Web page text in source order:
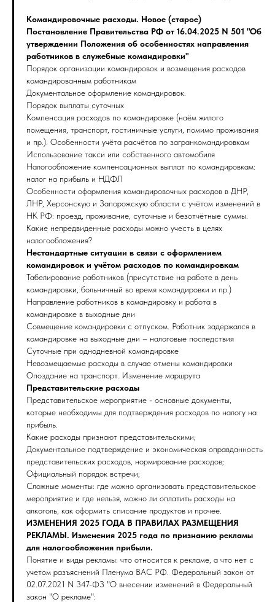
Командировочные расходы. Новое (старое)
Постановление Правительства РФ от 16.04.2025 N 501 "Об
утверждении Положения об особенностях направления
работников в служебные командировки"
Порядок организации командировок и возмещения расходов
командированным работникам
Документальное оформление командировок.
Порядок выплаты суточных
Компенсация расходов по командировке (наём жилого
помещения, транспорт, гостиничные услуги, помимо проживания
и пр.). Особенности учёта расчётов по загранкомандировкам
Использование такси или собственного автомобиля
Налогообложение компенсационных выплат по командировкам:
налог на прибыль и НДФЛ
Особенности оформления командировочных расходов в ДНР,
ЛНР, Херсонскую и Запорожскую области с учётом изменений в
НК РФ: проезд, проживание, суточные и безотчётные суммы.
Какие непредвиденные расходы можно учесть в целях
налогообложения?
Нестандартные ситуации в связи с оформлением
командировок и учётом расходов по командировкам
Табелирование работников (присутствие на работе в день
командировки, больничный во время командировки и пр.)
Направление работников в командировку и работа в
командировке в выходные дни
Совмещение командировки с отпуском. Работник задержался в
командировке на выходные дни – налоговые последствия
Суточные при однодневной командировке
Невозмещаемые расходы в случае отмены командировки
Опоздание на транспорт. Изменение маршрута
Представительские расходы
Представительское мероприятие - основные документы,
которые необходимы для подтверждения расходов по налогу на
прибыль.
Какие расходы признают представительскими;
Документальное подтверждение и экономическая оправданность
представительских расходов, нормирование расходов;
Официальный порядок встречи;
Сложные моменты: где можно организовать представительское
мероприятие и где нельзя, можно ли оплатить расходы на
алкоголь, как оформить списание продуктов и прочее.
ИЗМЕНЕНИЯ 2025 ГОДА В ПРАВИЛАХ РАЗМЕЩЕНИЯ
РЕКЛАМЫ. Изменения 2025 года по признанию рекламы
для налогообложения прибыли.
Понятие и виды рекламы: что относится к рекламе, а что нет с
учетом разъяснений Пленума ВАС РФ. Федеральный закон от
02.07.2021 N 347-ФЗ "О внесении изменений в Федеральный
закон "О рекламе":